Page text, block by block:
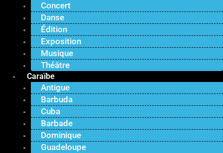
Concert
Danse
Édition
Exposition
Musique
Théâtre
Caraïbe
Antigue
Barbuda
Cuba
Barbade
Dominique
Guadeloupe